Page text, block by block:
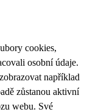
cookies,
osobní údaje.
například
zůstanou aktivní
webu. Své